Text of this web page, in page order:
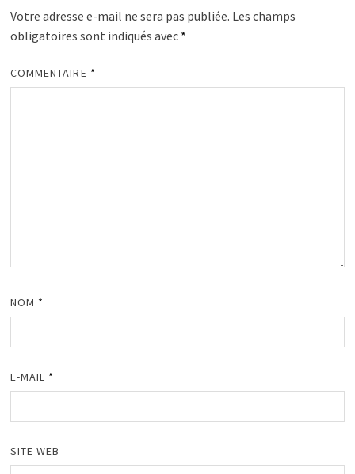
Votre adresse e-mail ne sera pas publiée. Les champs
obligatoires sont indiqués avec *
COMMENTAIRE *
NOM *
E-MAIL *
SITE WEB